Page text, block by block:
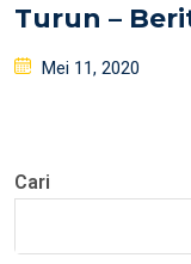
Turun –
Posted
Mei 11, 2020
Cari